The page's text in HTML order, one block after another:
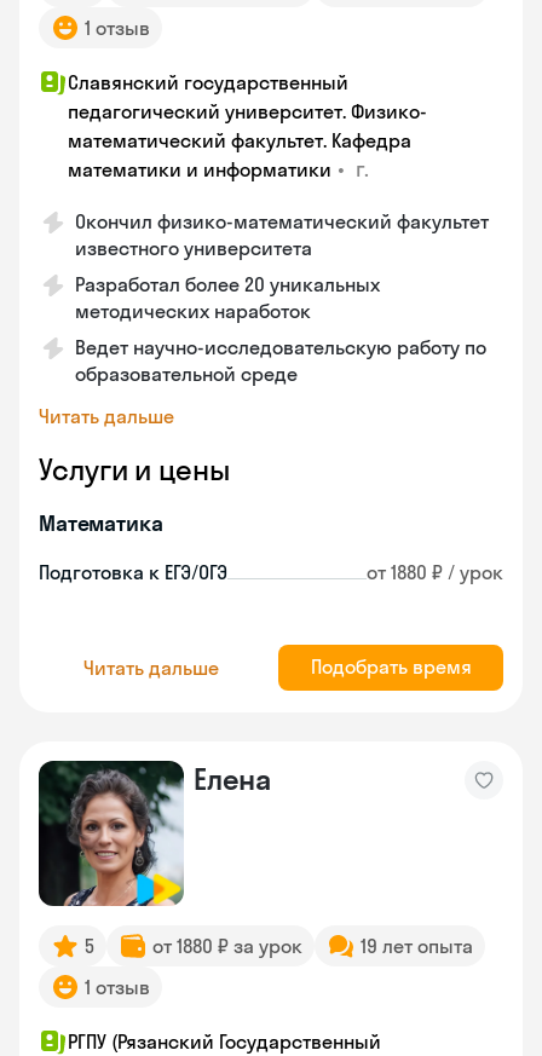
1 отзыв
Славянский государственный
педагогический университет. Физико-
математический факультет. Кафедра
математики и информатики • г.
Окончил физико-математический факультет
известного университета
Разработал более 20 уникальных
методических наработок
Ведет научно-исследовательскую работу по
образовательной среде
Читать дальше
Услуги и цены
Математика
Подготовка к ЕГЭ/ОГЭ от 1880 ₽ / урок
Читать дальше Подобрать время
Елена
5 от 1880 ₽ за урок
19 лет опыта
1 отзыв
РГПУ (Рязанский Государственный